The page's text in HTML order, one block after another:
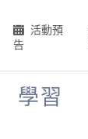
活動預
告
學習